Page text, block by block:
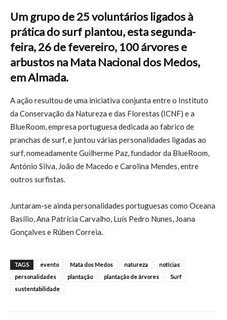
Um grupo de 25 voluntários ligados à
prática do surf plantou, esta segunda-
feira, 26 de fevereiro, 100 árvores e
arbustos na Mata Nacional dos Medos,
em Almada.
A ação resultou de uma iniciativa conjunta entre o Instituto
da Conservação da Natureza e das Florestas (ICNF) e a
BlueRoom, empresa portuguesa dedicada ao fabrico de
pranchas de surf, e juntou várias personalidades ligadas ao
surf, nomeadamente Guilherme Paz, fundador da BlueRoom,
António Silva, João de Macedo e Carolina Mendes, entre
outros surfistas.
Juntaram-se ainda personalidades portuguesas como Oceana
Basílio, Ana Patrícia Carvalho, Luís Pedro Nunes, Joana
Gonçalves e Rúben Correia.
TAGS evento Mata dos Medos natureza
notícias
personalidades
plantação plantação de árvores
Surf
sustentabilidade